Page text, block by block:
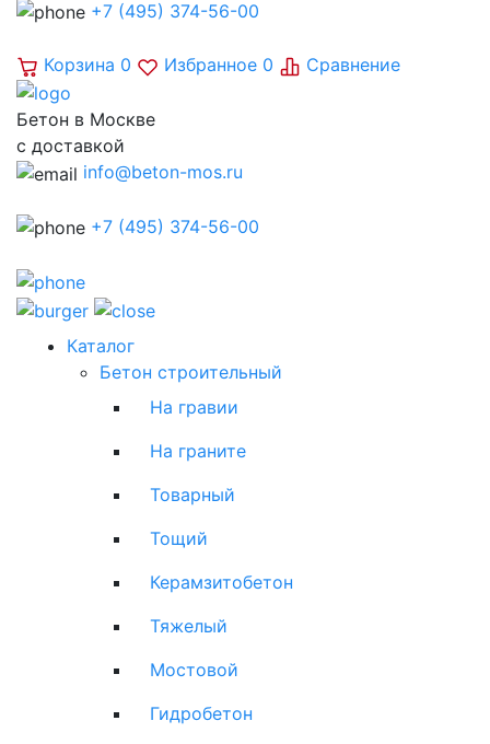
+7 (495) 374-56-00
Корзина 0 Избранное 0 Сравнение
Бетон в Москве
с доставкой
info@beton-mos.ru
+7 (495) 374-56-00
Каталог
Бетон строительный
На гравии
На граните
Товарный
Тощий
Керамзитобетон
Тяжелый
Мостовой
Гидробетон